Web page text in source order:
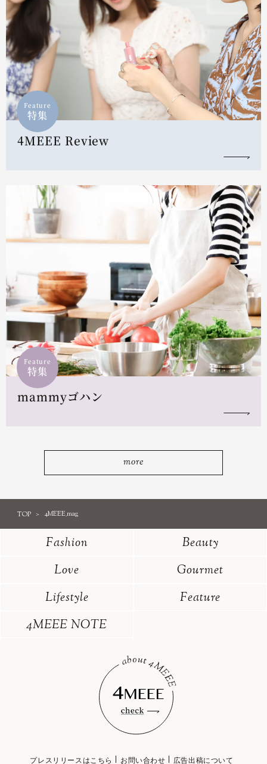
Feature
特集
4MEEE Review
Feature
特集
mammyゴハン
more
TOP 4MEEE_mag
Fashion
Beauty
Love
Gourmet
Lifestyle
Feature
4MEEE NOTE
プレスリリースはこちら お問い合わせ 広告出稿について